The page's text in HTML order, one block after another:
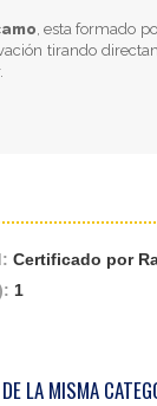
, esta formado
tirando
Certificado por
1
LA MISMA